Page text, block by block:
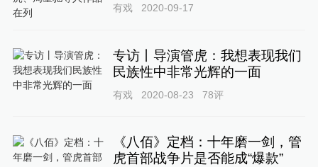
有戏 2020-09-17
专访丨导演管虎：我想表现我们
民族性中非常光辉的一面
有戏 2020-08-23 78评
《八佰》定档：十年磨一剑，管
虎首部战争片是否能成“爆款”